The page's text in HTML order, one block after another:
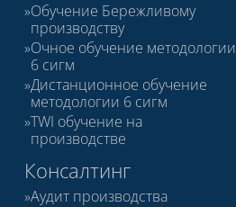
Обучение Бережливому
производству
Очное обучение методологии
6 сигм
Дистанционное обучение
методологии 6 сигм
TWI обучение на
производстве
Консалтинг
Аудит производства